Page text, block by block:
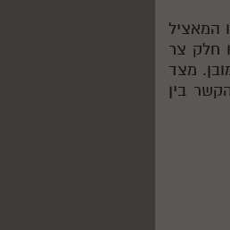
המאציל
חלק צר
מצד
בין